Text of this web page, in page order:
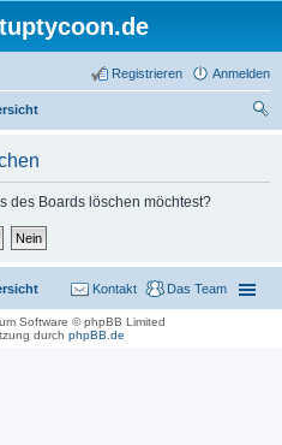
Anmelden
Registrieren
des Boards löschen möchtest?
Das Team
Kontakt
Software © phpBB Limited
durch phpBB.de